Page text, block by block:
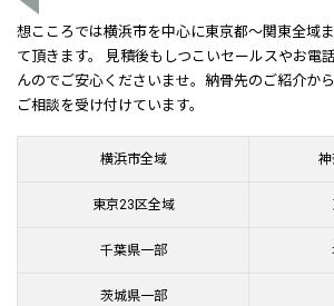
想こころでは横浜市を中心に東京都～関東全域
て頂きます。 見積後もしつこいセールスやお電
んのでご安心くださいませ。納骨先のご紹介か
ご相談を受け付けています。
横浜市全域
東京23区全域
千葉県一部
茨城県一部